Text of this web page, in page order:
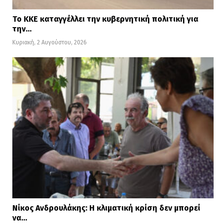
Το ΚΚΕ καταγγέλλει την κυβερνητική πολιτική για
την…
Κυριακή, 2 Αυγούστου, 2026
Νίκος Ανδρουλάκης: Η κλιματική κρίση δεν μπορεί
να…